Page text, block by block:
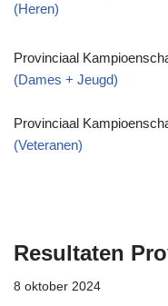
(Heren)
Provinciaal
(Dames + Jeugd)
Provinciaal
(Veteranen)
Resultaten
8 oktober 2024